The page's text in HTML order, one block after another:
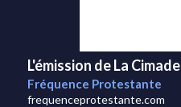
L'émission de La Cimade
Fréquence Protestante
frequenceprotestante.com